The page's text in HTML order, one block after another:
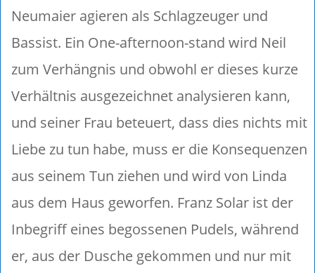
Neumaier agieren als Schlagzeuger und
Bassist. Ein One-afternoon-stand wird Neil
zum Verhängnis und obwohl er dieses kurze
Verhältnis ausgezeichnet analysieren kann,
und seiner Frau beteuert, dass dies nichts mit
Liebe zu tun habe, muss er die Konsequenzen
aus seinem Tun ziehen und wird von Linda
aus dem Haus geworfen. Franz Solar ist der
Inbegriff eines begossenen Pudels, während
er, aus der Dusche gekommen und nur mit